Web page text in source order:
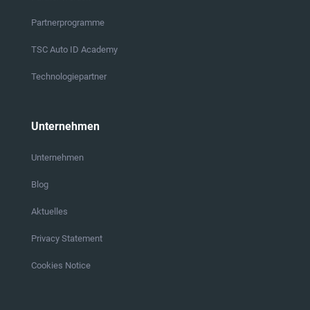
Partnerprogramme
TSC Auto ID Academy
Technologiepartner
Unternehmen
Unternehmen
Blog
Aktuelles
Privacy Statement
Cookies Notice